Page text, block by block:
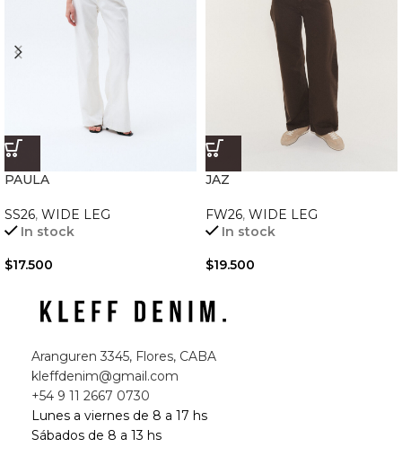
PAULA
SS26, WIDE LEG
In stock
$17.500
JAZ
FW26, WIDE LEG
In stock
$19.500
Aranguren 3345, Flores, CABA
kleffdenim@gmail.com
+54 9 11 2667 0730
Lunes a viernes de 8 a 17 hs
Sábados de 8 a 13 hs